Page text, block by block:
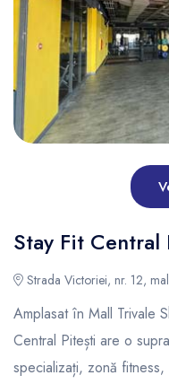
Stay Fit Central
Strada Victoriei, nr. 12,
Amplasat în Mall Trivale
Central Pitești are o
specializați, zonă